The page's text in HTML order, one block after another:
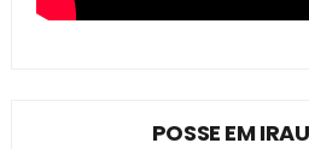
POSSE EM